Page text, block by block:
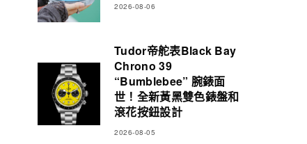
2026-08-06
Tudor帝舵表Black Bay
Chrono 39
“Bumblebee” 腕錶面
世！全新黃黑雙色錶盤和
滾花按鈕設計
2026-08-05